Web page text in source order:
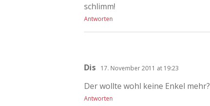
schlimm!
Antworten
Dis 17. November 2011 at 19:23
Der wollte wohl keine Enkel mehr?
Antworten